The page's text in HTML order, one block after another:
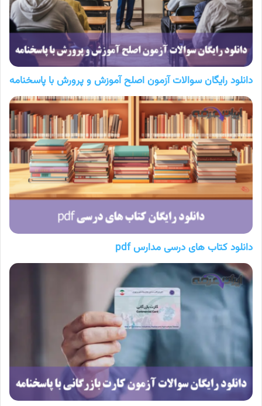
دانلود رایگان سوالات آزمون اصلح آموزش و پرورش با پاسخنامه
دانلود کتاب های درسی مدارس pdf